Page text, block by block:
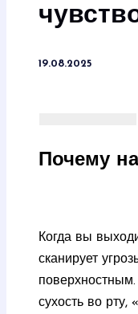
19.08.2025
Почему
Когда вы
сканирует
сухость во